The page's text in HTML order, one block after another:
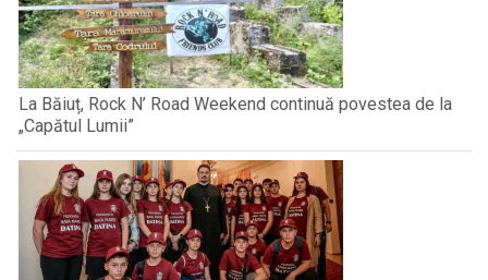
La Băiuț, Rock N’ Road Weekend continuă povestea de la
„Capătul Lumii”